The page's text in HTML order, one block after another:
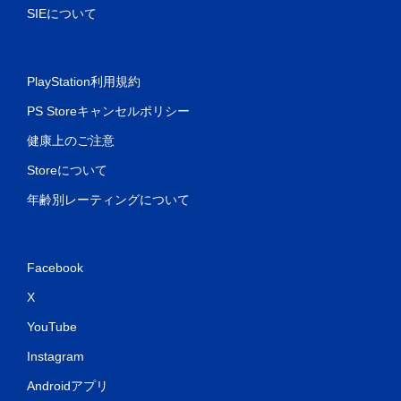
SIEについて
PlayStation利用規約
PS Storeキャンセルポリシー
健康上のご注意
Storeについて
年齢別レーティングについて
Facebook
X
YouTube
Instagram
Androidアプリ